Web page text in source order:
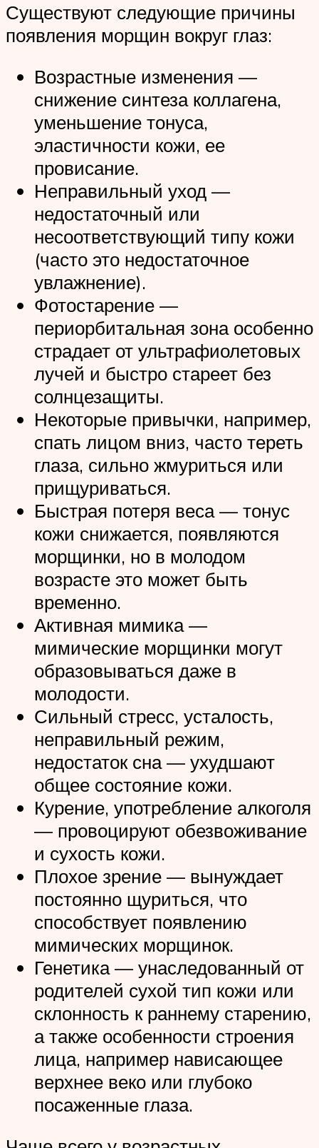
Существуют следующие причины
появления морщин вокруг глаз:
Возрастные изменения —
снижение синтеза коллагена,
уменьшение тонуса,
эластичности кожи, ее
провисание.
Неправильный уход —
недостаточный или
несоответствующий типу кожи
(часто это недостаточное
увлажнение).
Фотостарение —
периорбитальная зона особенно
страдает от ультрафиолетовых
лучей и быстро стареет без
солнцезащиты.
Некоторые привычки, например,
спать лицом вниз, часто тереть
глаза, сильно жмуриться или
прищуриваться.
Быстрая потеря веса — тонус
кожи снижается, появляются
морщинки, но в молодом
возрасте это может быть
временно.
Активная мимика —
мимические морщинки могут
образовываться даже в
молодости.
Сильный стресс, усталость,
неправильный режим,
недостаток сна — ухудшают
общее состояние кожи.
Курение, употребление алкоголя
— провоцируют обезвоживание
и сухость кожи.
Плохое зрение — вынуждает
постоянно щуриться, что
способствует появлению
мимических морщинок.
Генетика — унаследованный от
родителей сухой тип кожи или
склонность к раннему старению,
а также особенности строения
лица, например нависающее
верхнее веко или глубоко
посаженные глаза.